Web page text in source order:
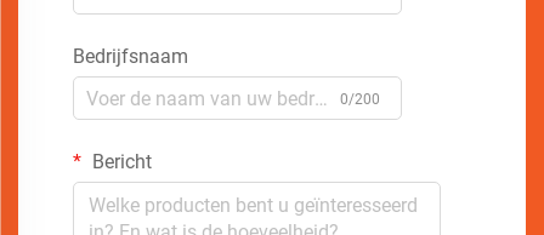
Bedrijfsnaam
0/200
Bericht